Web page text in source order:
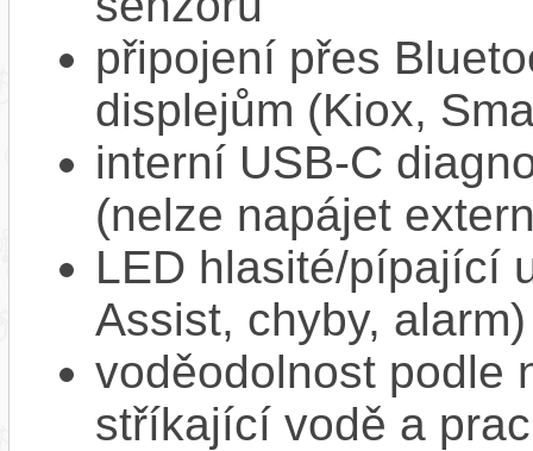
připojení přes
displejům (Kiox,
interní USB‑C
(nelze napájet
LED hlasité/pípající
Assist, chyby, alarm)
voděodolnost podle
stříkající vodě a